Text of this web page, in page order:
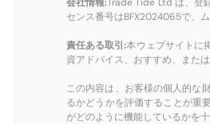
センス番号はBFX2024065で、
責任ある取引:本ウェブサイトに
資アドバイス、おすすめ、また
この内容は、お客様の個人的な
るかどうかを評価することが重
がどのように機能しているかを